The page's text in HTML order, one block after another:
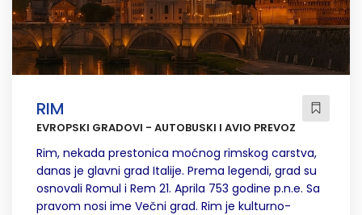
RIM
EVROPSKI GRADOVI - AUTOBUSKI I AVIO PREVOZ
Rim, nekada prestonica moćnog rimskog carstva,
danas je glavni grad Italije. Prema legendi, grad su
osnovali Romul i Rem 21. Aprila 753 godine p.n.e. Sa
pravom nosi ime Večni grad. Rim je kulturno-